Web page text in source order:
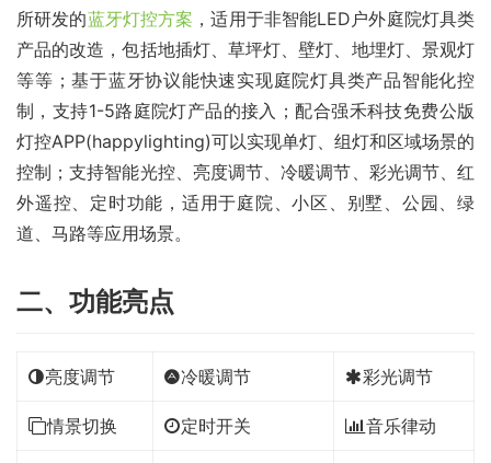
所研发的蓝牙灯控方案 ，适用于非智能LED户外庭院灯具类
产品的改造，包括地插灯、草坪灯、壁灯、地埋灯、景观灯
等等；基于蓝牙协议能快速实现庭院灯具类产品智能化控
制，支持1-5路庭院灯产品的接入；配合强禾科技免费公版
灯控APP(happylighting)可以实现单灯、组灯和区域场景的
控制；支持智能光控、亮度调节、冷暖调节、彩光调节、红
外遥控、定时功能，适用于庭院、小区、别墅、公园、绿
道、马路等应用场景。
二、功能亮点
亮度调节 冷暖调节 彩光调节
情景切换 定时开关 音乐律动